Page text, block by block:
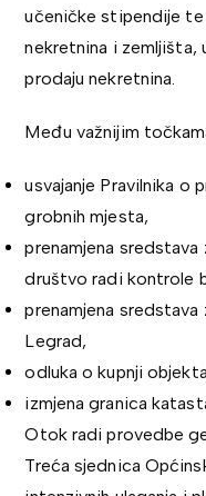
učeničke stipendije
nekretnina i zemljišta,
prodaju nekretnina.
Među važnijim
usvajanje Pravilnika o
grobnih mjesta,
prenamjena sredstava
društvo radi kontrole
prenamjena
Legrad,
odluka o kupnji
izmjena granica
Otok radi provedbe
Treća sjednica